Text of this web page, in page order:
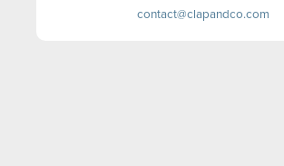
contact@clapandco.com